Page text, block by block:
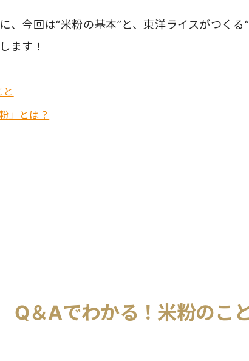
、今回は“米粉の基本”と、東洋ライスがつくる
ます！
」とは？
Q＆Aでわかる！米粉のこ